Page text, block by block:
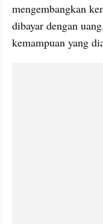
mengembangkan
dibayar dengan
kemampuan yang